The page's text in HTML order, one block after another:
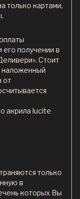
только картами,
его получении в
Стоит
наложенный
от
акрила lucite
только
в
которых Вы